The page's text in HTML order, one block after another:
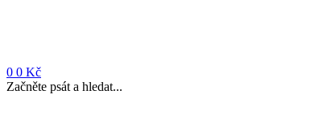
0 0 Kč
Začněte psát a hledat...